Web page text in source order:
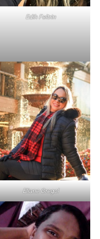
Edih Feltrin
Eliane Gregol